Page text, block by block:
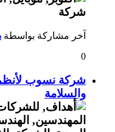
آخر مشاركة بواسطة
0
شركة نسوب
والسلامة